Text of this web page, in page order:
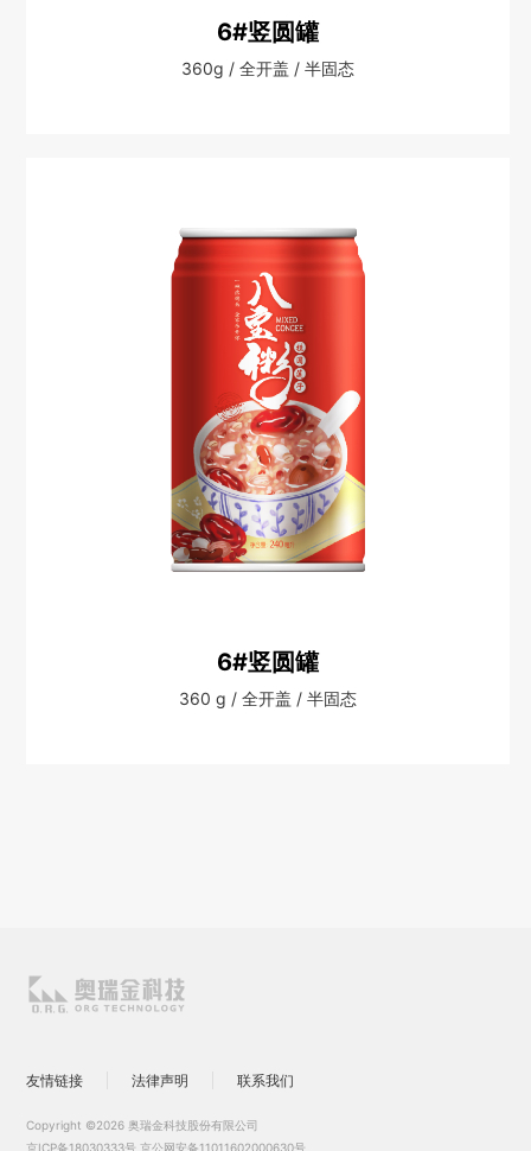
6#竖圆罐
360g / 全开盖 / 半固态
6#竖圆罐
360 g / 全开盖 / 半固态
友情链接 法律声明 联系我们
Copyright ©2026 奥瑞金科技股份有限公司
京ICP备18030333号 京公网安备11011602000630号